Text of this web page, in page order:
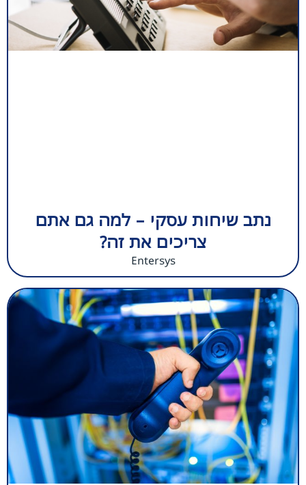
נתב שיחות עסקי – למה גם אתם
צריכים את זה?
Entersys